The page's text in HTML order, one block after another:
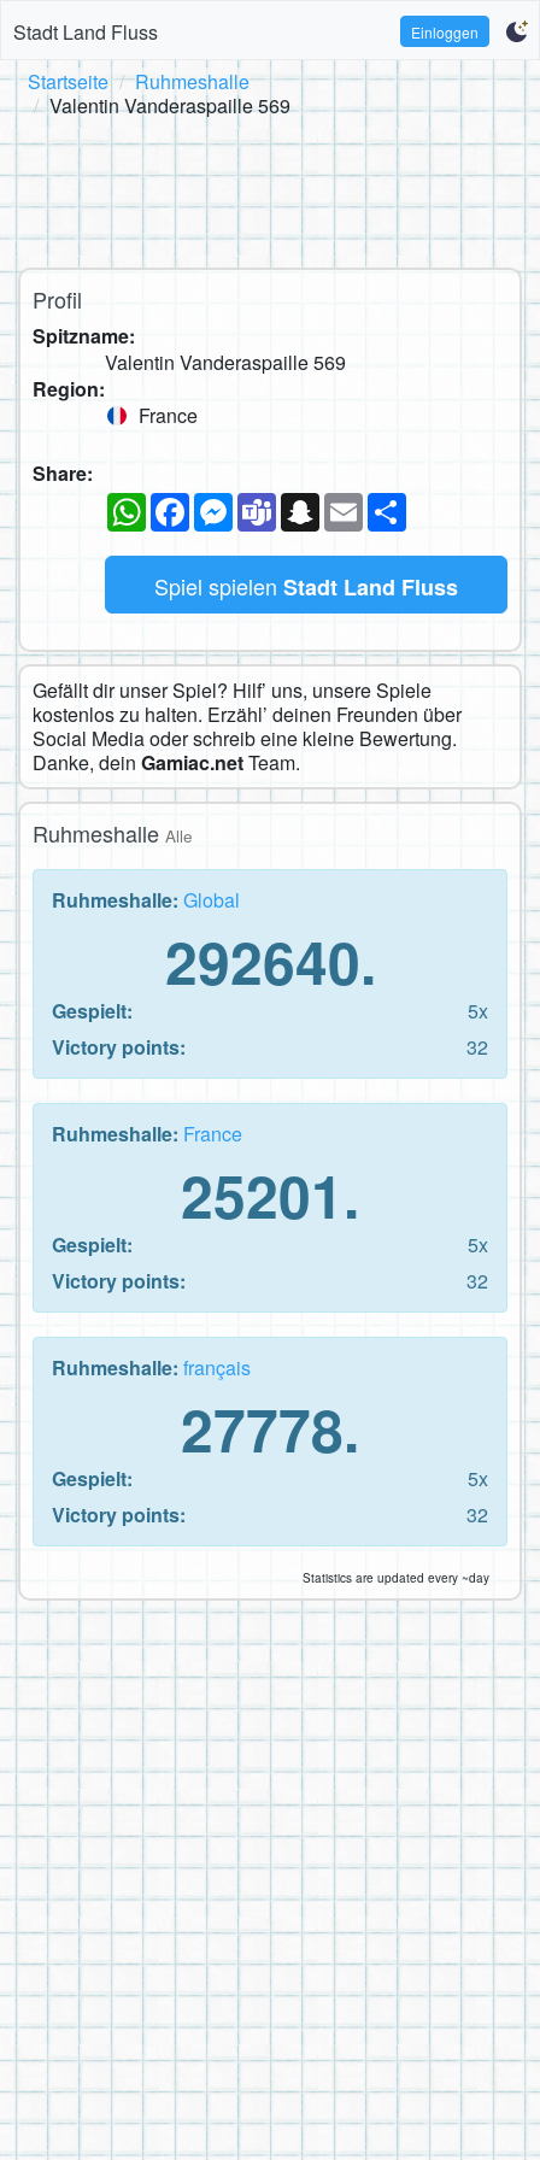
Stadt Land Fluss Einloggen
Startseite
Ruhmeshalle
Valentin Vanderaspaille 569
Profil
Spitzname:
Valentin Vanderaspaille 569
Region:
France
Share:
WhatsAppFacebookMessenger
TeamsSnapchat
Email
Spiel spielen Stadt Land Fluss
Gefällt dir unser Spiel? Hilf’ uns, unsere Spiele
kostenlos zu halten. Erzähl’ deinen Freunden über
Social Media oder schreib eine kleine Bewertung.
Danke, dein Gamiac.netTeam.
Ruhmeshalle Alle
Ruhmeshalle: Global
292640.
Gespielt:
5x
Victory points:
32
Ruhmeshalle: France
25201.
Gespielt:
5x
Victory points:
32
Ruhmeshalle: français
27778.
Gespielt:
5x
Victory points:
32
Statistics are updated every ~day